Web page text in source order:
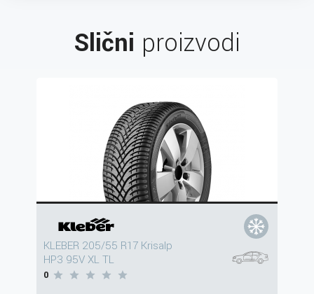
Slični proizvodi
KLEBER 205/55 R17 Krisalp
HP3 95V XL TL
0